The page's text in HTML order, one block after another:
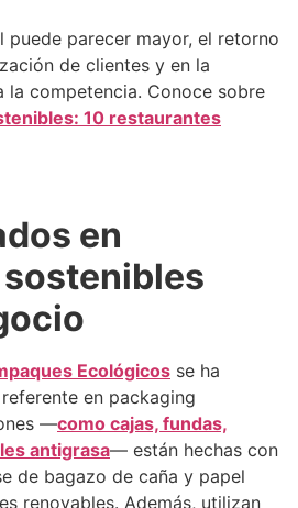
puede parecer mayor, el retorno
de clientes y en la
la competencia. Conoce sobre
10 restaurantes
en
Ecológicos se ha
en packaging
—como cajas, fundas,
antigrasa— están hechas con
de bagazo de caña y papel
renovables. Además, utilizan